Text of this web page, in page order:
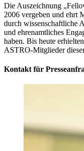
Die Auszeichnung
2006 vergeben und ehrt
durch wissenschaftliche
und ehrenamtliches
haben. Bis heute
ASTRO-Mitglieder
Kontakt für